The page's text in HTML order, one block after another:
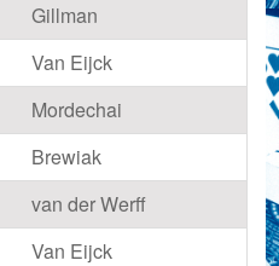
Gillman
Van Eijck
Mordechai
Brewiak
van der Werff
Van Eijck